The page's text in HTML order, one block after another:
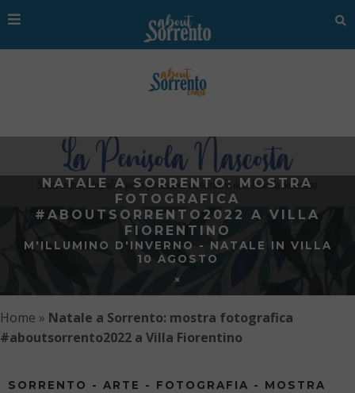
NATALE A SORRENTO: MOSTRA
FOTOGRAFICA
#ABOUTSORRENTO2022 A VILLA
FIORENTINO
M'ILLUMINO D'INVERNO - NATALE IN VILLA
10 AGOSTO
Home » Natale a Sorrento: mostra fotografica
#aboutsorrento2022 a Villa Fiorentino
SORRENTO - ARTE - FOTOGRAFIA - MOSTRA